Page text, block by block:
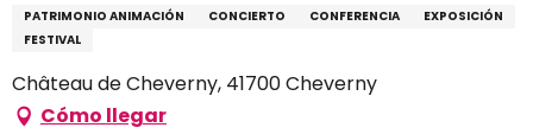
PATRIMONIO ANIMACIÓN CONCIERTO CONFERENCIA
EXPOSICIÓN
FESTIVAL
Château de Cheverny, 41700 Cheverny
Cómo llegar